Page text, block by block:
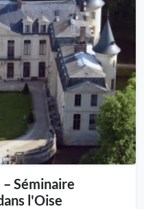
Séminaire
l'Oise